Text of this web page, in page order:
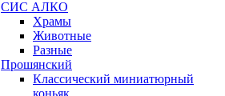
СИС АЛКО
Храмы
Животные
Разные
Прошянский
Классический миниатюрный
коньяк